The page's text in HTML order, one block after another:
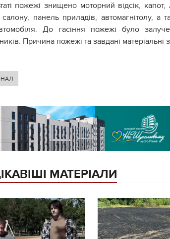
пожежі знищено моторний відсік,
панель приладів, автомагнітолу, а
До гасіння пожежі було
Причина пожежі та завдані матеріальні
МАТЕРІАЛИ